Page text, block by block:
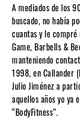
A mediados de los
buscado, no había
cuantas y le compré
Game, Barbells &
manteniendo
1998, en Callander
Julio Jiménez a
aquellos años yo ya
“BodyFitness”.